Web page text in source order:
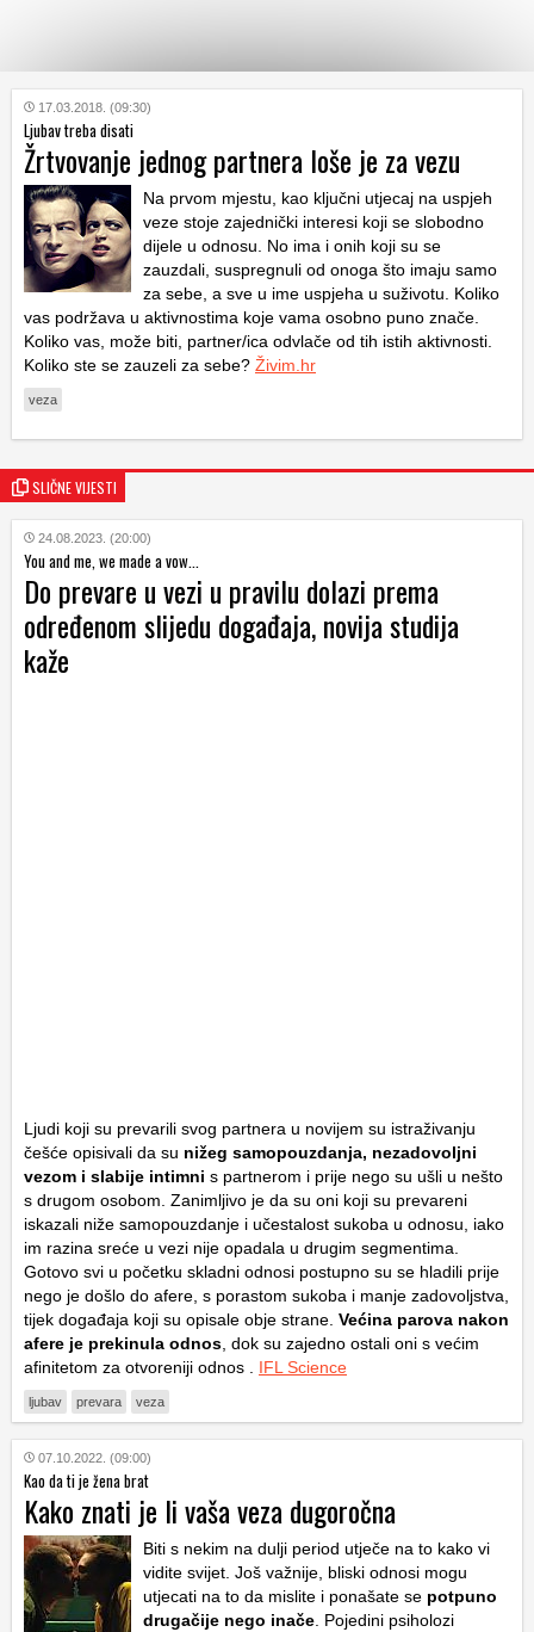
KATEGORIJE
HRVATSKI
WEB
17.03.2018. (09:30)
Ljubav treba disati
Žrtvovanje jednog partnera loše je za vezu
Na prvom mjestu, kao ključni utjecaj na uspjeh
veze stoje zajednički interesi koji se slobodno
dijele u odnosu. No ima i onih koji su se
zauzdali, suspregnuli od onoga što imaju samo
za sebe, a sve u ime uspjeha u suživotu. Koliko
vas podržava u aktivnostima koje vama osobno puno znače.
Koliko vas, može biti, partner/ica odvlače od tih istih aktivnosti.
Koliko ste se zauzeli za sebe? Živim.hr
veza
SLIČNE VIJESTI
24.08.2023. (20:00)
You and me, we made a vow...
Do prevare u vezi u pravilu dolazi prema
određenom slijedu događaja, novija studija
kaže
Ljudi koji su prevarili svog partnera u novijem su istraživanju
češće opisivali da su nižeg samopouzdanja, nezadovoljni
vezom i slabije intimni s partnerom i prije nego su ušli u nešto
s drugom osobom. Zanimljivo je da su oni koji su prevareni
iskazali niže samopouzdanje i učestalost sukoba u odnosu, iako
im razina sreće u vezi nije opadala u drugim segmentima.
Gotovo svi u početku skladni odnosi postupno su se hladili prije
nego je došlo do afere, s porastom sukoba i manje zadovoljstva,
tijek događaja koji su opisale obje strane. Većina parova nakon
afere je prekinula odnos , dok su zajedno ostali oni s većim
afinitetom za otvoreniji odnos . IFL Science
ljubav prevara veza
07.10.2022. (09:00)
Kao da ti je žena brat
Kako znati je li vaša veza dugoročna
Biti s nekim na dulji period utječe na to kako vi
vidite svijet. Još važnije, bliski odnosi mogu
utjecati na to da mislite i ponašate se potpuno
drugačije nego inače . Pojedini psiholozi